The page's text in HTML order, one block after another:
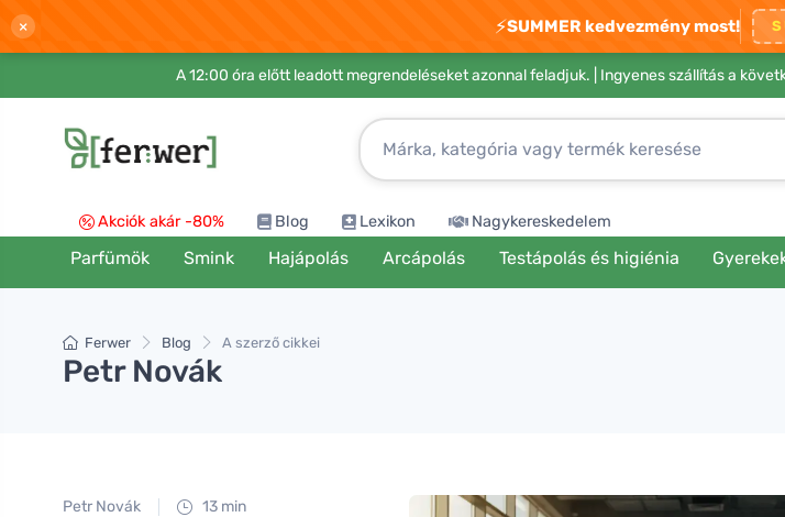
× ⚡SUMMER kedvezmény most!
A 12:00 óra előtt leadott megrendeléseket azonnal feladjuk. | Ingyenes szállítás a
Akciók akár -80% Blog Lexikon Nagykereskedelem
Parfümök Smink Hajápolás Arcápolás Testápolás és higiénia
Ferwer Blog A szerző cikkei
Petr Novák
Petr Novák 13 min